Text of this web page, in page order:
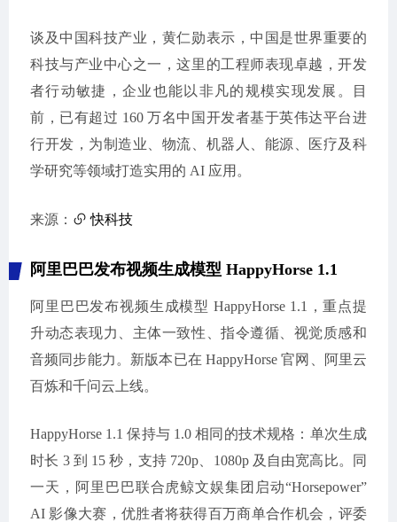
谈及中国科技产业，黄仁勋表示，中国是世界重要的
科技与产业中心之一，这里的工程师表现卓越，开发
者行动敏捷，企业也能以非凡的规模实现发展。目
前，已有超过 160 万名中国开发者基于英伟达平台进
行开发，为制造业、物流、机器人、能源、医疗及科
学研究等领域打造实用的 AI 应用。
来源： 快科技
阿里巴巴发布视频生成模型 HappyHorse 1.1
阿里巴巴发布视频生成模型 HappyHorse 1.1，重点提
升动态表现力、主体一致性、指令遵循、视觉质感和
音频同步能力。新版本已在 HappyHorse 官网、阿里云
百炼和千问云上线。
HappyHorse 1.1 保持与 1.0 相同的技术规格：单次生成
时长 3 到 15 秒，支持 720p、1080p 及自由宽高比。同
一天，阿里巴巴联合虎鲸文娱集团启动“Horsepower”
AI 影像大赛，优胜者将获得百万商单合作机会，评委